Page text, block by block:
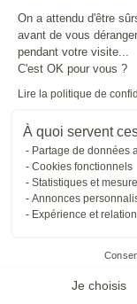
On a attendu d'être
avant de vous
pendant votre visite...
C'est OK pour vous ?
Lire la politique de
À quoi servent
Partage de données
Cookies fonctionnels
Statistiques et
Annonces
Expérience et relation
Je choisis